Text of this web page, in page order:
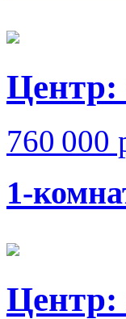
Центр:
760 000
1-
Центр: